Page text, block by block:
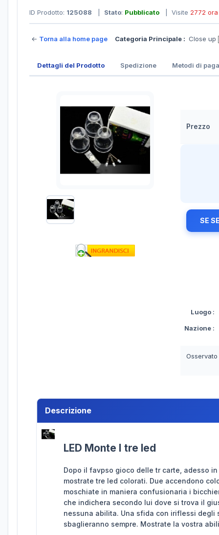
ID Prodotto: 125088 Stato: Pubblicato | Visite 2772 ora
← Torna alla home page Categoria Principale : Close up
Dettagli del Prodotto Spedizione Metodi di
Prezzo
SE
Luogo :
Nazione :
Descrizione
LED Monte I tre led
Dopo il favpso gioco delle tr carte, adesso
mostrate tre led colorati. Due accendono
moschiate in maniera confusionaria i
che indichera secondo lui dove si trova il
nessuna abilita. Una sfida con iriflessi
sbaglieranno sempre. Mostrate la vostra